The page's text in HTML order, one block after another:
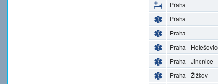
Praha
Praha
Praha
Praha -
Praha - Jinonice
Praha - Žižkov